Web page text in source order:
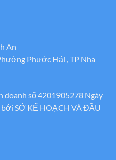
An
Phước Hải , TP Nha
doanh số 4201905278 Ngày
SỞ KẾ HOẠCH VÀ ĐẦU